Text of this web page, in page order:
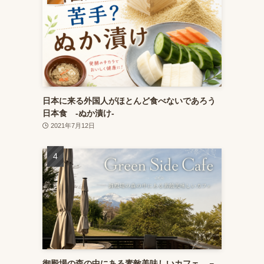
日本に来る外国人がほとんど食べないであろう
日本食 ‐ぬか漬け‐
2021年7月12日